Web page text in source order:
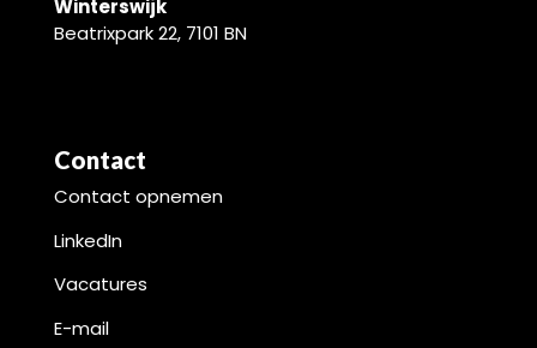
Winterswijk
Beatrixpark 22, 7101 BN
Contact
Contact opnemen
LinkedIn
Vacatures
E-mail